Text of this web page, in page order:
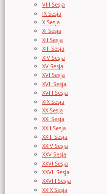
VIII Sesja
IX Sesja
X Sesja
XI Sesja
XII Sesja
XIII Sesja
XIV Sesja
XV Sesja
XVI Sesja
XVII Sesja
XVIII Sesja
XIX Sesja
XX Sesja
XXI Sesja
XXII Sesja
XXIII Sesja
XXIV Sesja
XXV Sesja
XXVI Sesja
XXVII Sesja
XXVIII Sesja
XXIX Sesja